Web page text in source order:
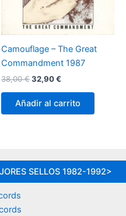
Camouflage – The Great
Commandment 1987
38,00€El
original
era:
32,90€
actual
es:
Añadir al carrito
SELLOS 1982-1992>